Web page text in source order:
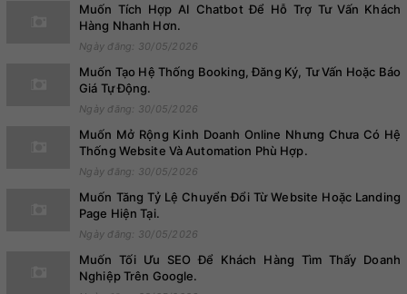
Muốn Tích Hợp AI Chatbot Để Hỗ Trợ Tư Vấn Khách
Hàng Nhanh Hơn.
Ngày đăng: 30/05/2026
Muốn Tạo Hệ Thống Booking, Đăng Ký, Tư Vấn Hoặc Báo
Giá Tự Động.
Ngày đăng: 30/05/2026
Muốn Mở Rộng Kinh Doanh Online Nhưng Chưa Có Hệ
Thống Website Và Automation Phù Hợp.
Ngày đăng: 30/05/2026
Muốn Tăng Tỷ Lệ Chuyển Đổi Từ Website Hoặc Landing
Page Hiện Tại.
Ngày đăng: 30/05/2026
Muốn Tối Ưu SEO Để Khách Hàng Tìm Thấy Doanh
Nghiệp Trên Google.